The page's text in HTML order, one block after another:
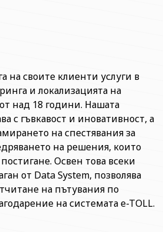
на своите клиенти услуги в
и локализацията на
над 18 години. Нашата
с гъвкавост и иновативност, а
на спестявания за
на решения, които
Освен това всеки
от Data System, позволява
на пътувания по
на системата e-TOLL.